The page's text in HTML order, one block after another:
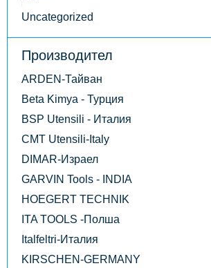
Uncategorized
Производител
ARDEN-Тайван
Beta Kimya - Турция
BSP Utensili - Италия
CMT Utensili-Italy
DIMAR-Израел
GARVIN Tools - INDIA
HOEGERT TECHNIK
ITA TOOLS -Полша
Italfeltri-Италия
KIRSCHEN-GERMANY